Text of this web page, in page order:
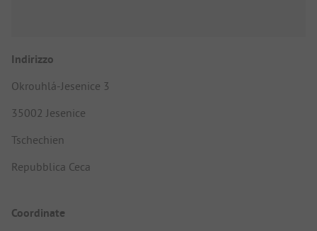
Indirizzo
Okrouhlá-Jesenice 3
35002 Jesenice
Tschechien
Repubblica Ceca
Coordinate